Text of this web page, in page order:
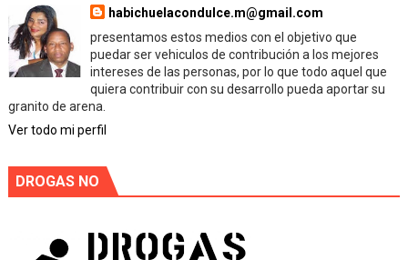
habichuelacondulce.m@gmail.com
presentamos estos medios con el objetivo que
puedar ser vehiculos de contribución a los mejores
intereses de las personas, por lo que todo aquel que
quiera contribuir con su desarrollo pueda aportar su
granito de arena.
Ver todo mi perfil
DROGAS NO